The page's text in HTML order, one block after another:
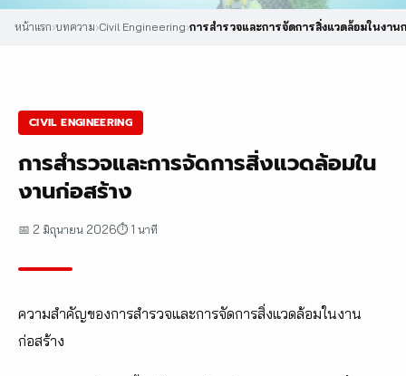
หน้าแรก›บทความ›Civil Engineering›การสำรวจและการจัดการสิ่งแวดล้อมในงาน
CIVIL ENGINEERING
การสำรวจและการจัดการสิ่งแวดล้อมใน
งานก่อสร้าง
📅 2 มิถุนายน 2026⏱ 1 นาที
ความสำคัญของการสำรวจและการจัดการสิ่งแวดล้อมในงาน
ก่อสร้าง